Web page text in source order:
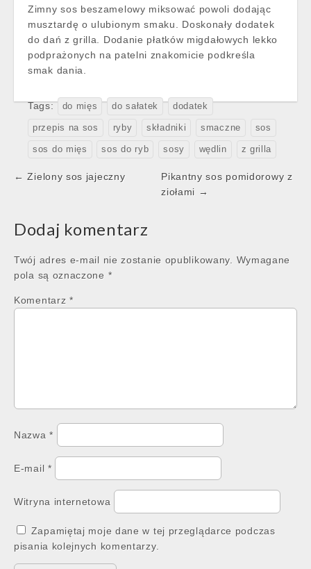
Zimny sos beszamelowy miksować powoli dodając
musztardę o ulubionym smaku. Doskonały dodatek
do dań z grilla. Dodanie płatków migdałowych lekko
podprażonych na patelni znakomicie podkreśla
smak dania.
Tags: do mięs do sałatek dodatek
przepis na sos ryby składniki smaczne sos
sos do mięs sos do ryb sosy wędlin z grilla
Post
← Zielony sos jajeczny
Pikantny sos pomidorowy z
ziołami →
Dodaj komentarz
Twój adres e-mail nie zostanie opublikowany.
Wymagane
pola są oznaczone *
Komentarz *
Nazwa*
E-mail *
Witryna internetowa
Zapamiętaj moje dane w tej przeglądarce podczas
pisania kolejnych komentarzy.